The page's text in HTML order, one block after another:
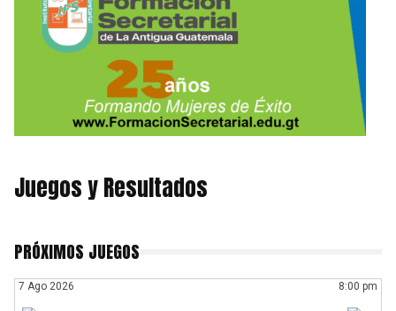
Juegos y Resultados
PRÓXIMOS JUEGOS
7 Ago 2026 8:00 pm